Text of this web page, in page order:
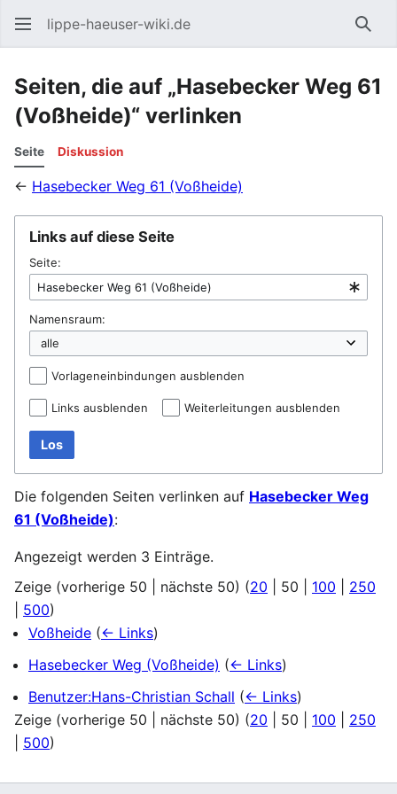
lippe-haeuser-wiki.de
Seiten, die auf „Hasebecker Weg 61
(Voßheide)“ verlinken
Seite Diskussion
← Hasebecker Weg 61 (Voßheide)
Links auf diese Seite
Seite:
Namensraum:
Vorlageneinbindungen ausblenden
Links ausblenden Weiterleitungen ausblenden
Los
Die folgenden Seiten verlinken auf Hasebecker Weg
61 (Voßheide):
Angezeigt werden 3 Einträge.
Zeige (vorherige 50 nächste 50) (20 50 100
250
500)
Voßheide (← Links)
Hasebecker Weg (Voßheide) (← Links)
Benutzer:Hans-Christian Schall (← Links)
Zeige (vorherige 50 nächste 50) (20 50 100
250
500)